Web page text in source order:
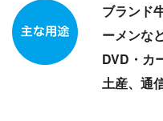
ブランド
ーメンな
DVD・カ
土産、通